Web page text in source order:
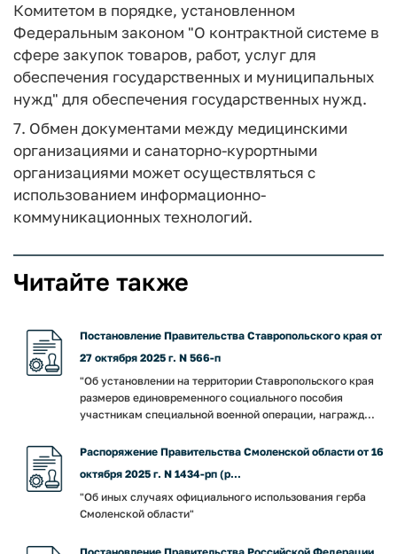
Комитетом в порядке, установленном
Федеральным законом "О контрактной системе в
сфере закупок товаров, работ, услуг для
обеспечения государственных и муниципальных
нужд" для обеспечения государственных нужд.
7. Обмен документами между медицинскими
организациями и санаторно-курортными
организациями может осуществляться с
использованием информационно-
коммуникационных технологий.
Читайте также
Постановление Правительства Ставропольского края от
27 октября 2025 г. N 566-п
"Об установлении на территории Ставропольского края
размеров единовременного социального пособия
участникам специальной военной операции, награжд...
Распоряжение Правительства Смоленской области от 16
октября 2025 г. N 1434-рп (р...
"Об иных случаях официального использования герба
Смоленской области"
Постановление Правительства Российской Федерации